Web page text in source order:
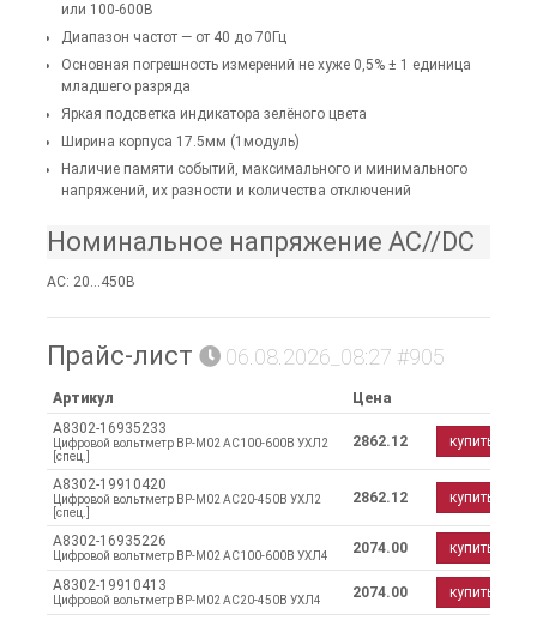
или 100-600В
Диапазон частот — от 40 до 70Гц
Основная погрешность измерений не хуже 0,5% ± 1 единица
младшего разряда
Яркая подсветка индикатора зелёного цвета
Ширина корпуса 17.5мм (1модуль)
Наличие памяти событий, максимального и минимального
напряжений, их разности и количества отключений
Номинальное напряжение AC//DC
AC: 20...450В
Прайс-лист 06.08.2026_08:27 #905
Артикул
Цена
A8302-16935233
Цифровой вольтметр ВР-М02 АС100-600В УХЛ2
[спец.]
2862.12 купить
A8302-19910420
Цифровой вольтметр ВР-М02 АС20-450В УХЛ2
[спец.]
2862.12 купить
A8302-16935226
Цифровой вольтметр ВР-М02 АС100-600В УХЛ4 2074.00 купить
A8302-19910413
Цифровой вольтметр ВР-М02 АС20-450В УХЛ4 2074.00 купить